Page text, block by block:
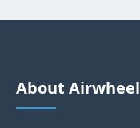
About Airwheel